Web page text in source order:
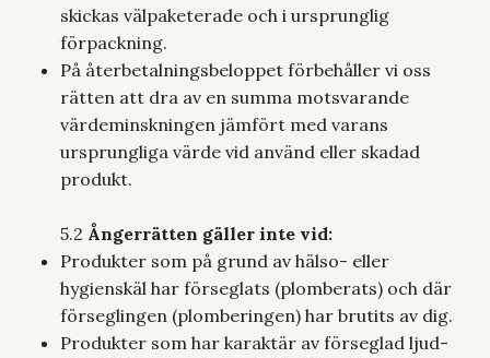
skickas välpaketerade och i ursprunglig
förpackning.
På återbetalningsbeloppet förbehåller vi oss
rätten att dra av en summa motsvarande
värdeminskningen jämfört med varans
ursprungliga värde vid använd eller skadad
produkt.
5.2 Ångerrätten gäller inte vid:
Produkter som på grund av hälso- eller
hygienskäl har förseglats (plomberats) och där
förseglingen (plomberingen) har brutits av dig.
Produkter som har karaktär av förseglad ljud-